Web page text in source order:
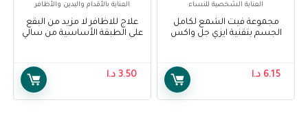
العناية الشخصية للنساء
مجموعة فيت الشمع لكامل
الجسم بتقنية ايزي جل واكس
Wax Technology Dry Skin 20
6.15 د.ا
العناية بالأقدام واليدين والأظافر
علاج للاظافر لا مزيد من البقع
على الطبقة الأساسية من سالي
3.50 د.ا